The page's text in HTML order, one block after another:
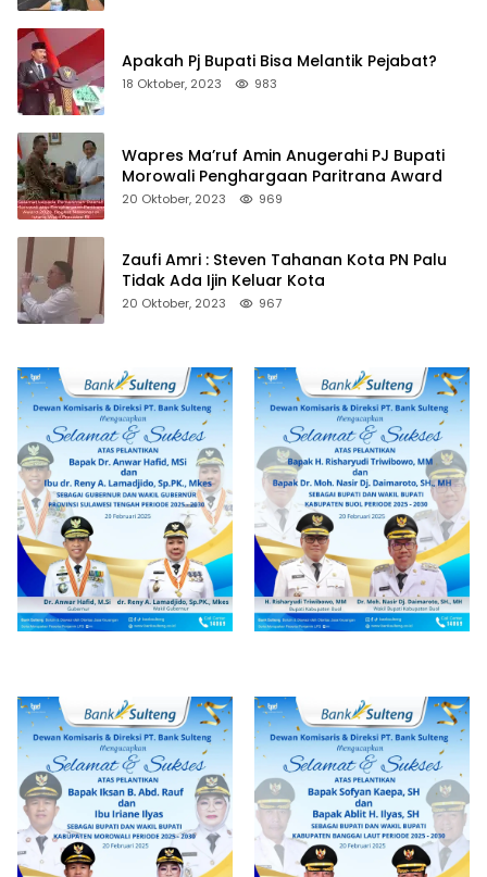
Apakah Pj Bupati Bisa Melantik Pejabat?
18 Oktober, 2023 983
Wapres Ma’ruf Amin Anugerahi PJ Bupati
Morowali Penghargaan Paritrana Award
20 Oktober, 2023 969
Zaufi Amri : Steven Tahanan Kota PN Palu
Tidak Ada Ijin Keluar Kota
20 Oktober, 2023 967